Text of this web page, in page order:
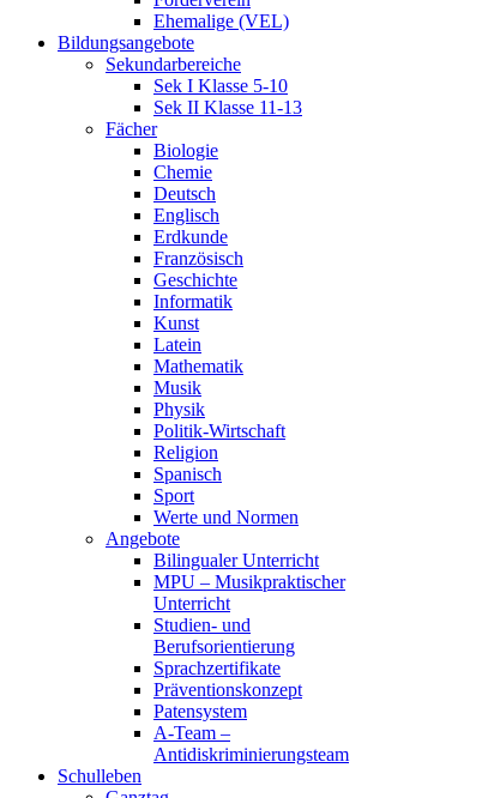
Ehemalige (VEL)
Bildungsangebote
Sekundarbereiche
Sek I Klasse 5-10
Sek II Klasse 11-13
Fächer
Biologie
Chemie
Deutsch
Englisch
Erdkunde
Französisch
Geschichte
Informatik
Kunst
Latein
Mathematik
Musik
Physik
Politik-Wirtschaft
Religion
Spanisch
Sport
Werte und Normen
Angebote
Bilingualer Unterricht
MPU – Musikpraktischer
Unterricht
Studien- und
Berufsorientierung
Sprachzertifikate
Präventionskonzept
Patensystem
A-Team –
Antidiskriminierungsteam
Schulleben